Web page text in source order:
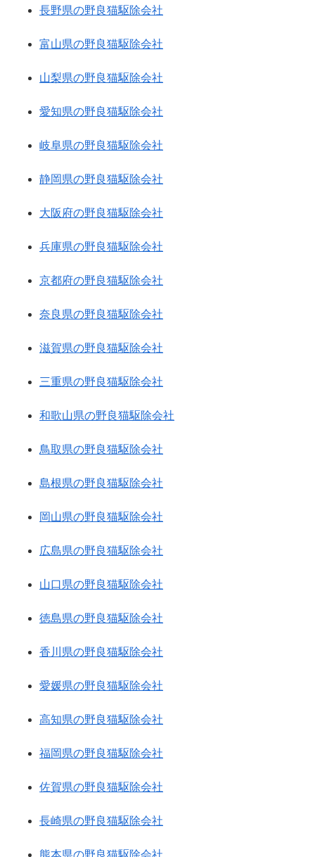
長野県の野良猫駆除会社
富山県の野良猫駆除会社
山梨県の野良猫駆除会社
愛知県の野良猫駆除会社
岐阜県の野良猫駆除会社
静岡県の野良猫駆除会社
大阪府の野良猫駆除会社
兵庫県の野良猫駆除会社
京都府の野良猫駆除会社
奈良県の野良猫駆除会社
滋賀県の野良猫駆除会社
三重県の野良猫駆除会社
和歌山県の野良猫駆除会社
鳥取県の野良猫駆除会社
島根県の野良猫駆除会社
岡山県の野良猫駆除会社
広島県の野良猫駆除会社
山口県の野良猫駆除会社
徳島県の野良猫駆除会社
香川県の野良猫駆除会社
愛媛県の野良猫駆除会社
高知県の野良猫駆除会社
福岡県の野良猫駆除会社
佐賀県の野良猫駆除会社
長崎県の野良猫駆除会社